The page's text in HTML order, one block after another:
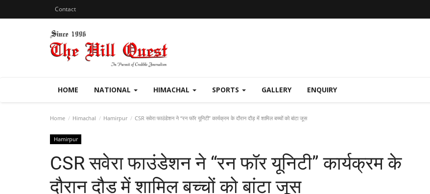
Contact
HOME NATIONAL HIMACHAL SPORTS GALLERY ENQUIRY
Home Himachal Hamirpur CSR सवेरा फाउंडेशन ने “रन फॉर यूनिटी” कार्यक्रम के दौरान दौड़ में शामिल बच्चों को बांटा जूस
Hamirpur
CSR सवेरा फाउंडेशन ने “रन फॉर यूनिटी” कार्यक्रम के
दौरान दौड़ में शामिल बच्चों को बांटा जूस